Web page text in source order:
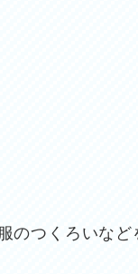
つくろいなど